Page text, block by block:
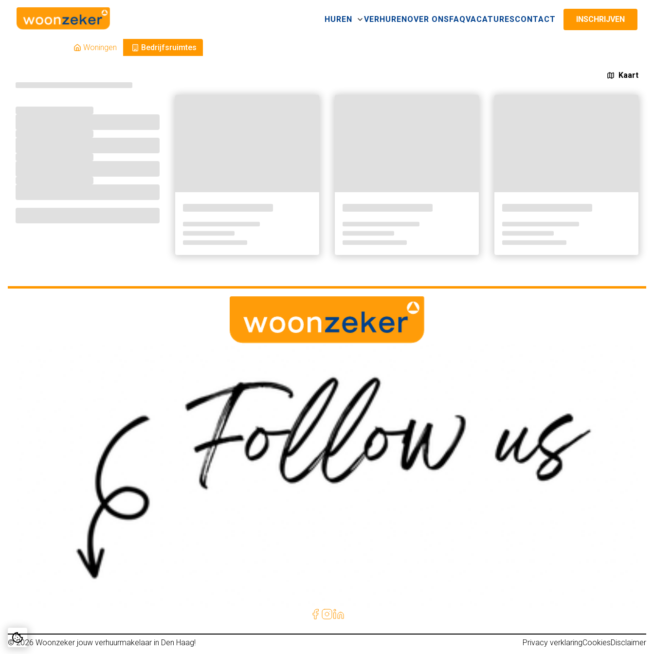
HUREN VERHURENOVER ONSFAQVACATURESCONTACT INSCHRIJVEN
Woningen Bedrijfsruimtes
Kaart
© 2026 Woonzeker jouw verhuurmakelaar in Den Haag! Privacy verklaringCookiesDisclaimer